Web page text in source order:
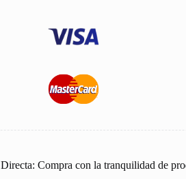
Compra con la tranquilidad de